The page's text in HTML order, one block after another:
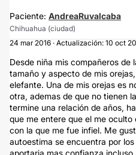
Paciente: AndreaRuvalcaba
Chihuahua (ciudad)
24 mar 2016 · Actualización: 10 oct
Desde niña mis compañeros de
tamaño y aspecto de mis
elefante. Una de mis orejas es
otra, ademas de que no tienen
termine una relación de años,
que me entere que el me
con la que me fue infiel. Me
autoestima se encuentra por
aportaria mas confianza